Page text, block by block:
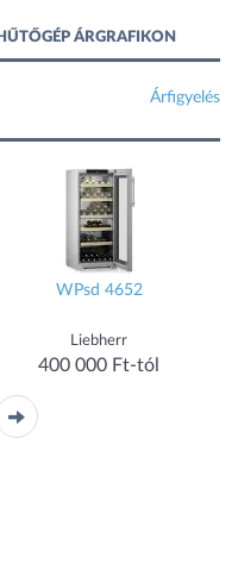
ÁRGRAFIKON
Árfigyelés
WPsd 4652
Liebherr
400 000 Ft-tól